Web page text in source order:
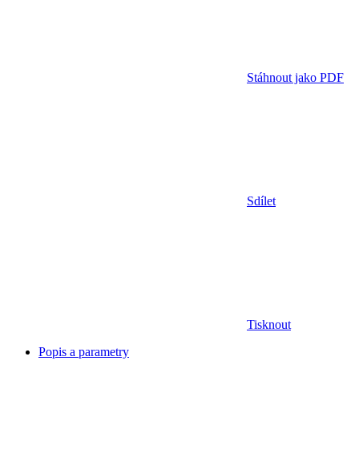
Stáhnout jako PDF
Sdílet
Tisknout
Popis a parametry